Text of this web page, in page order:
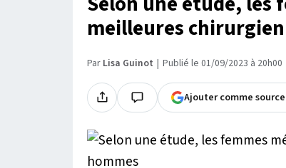
meilleures
Par Lisa Guinot Publié le 01/09/2023 à 20h00
Ajouter comme